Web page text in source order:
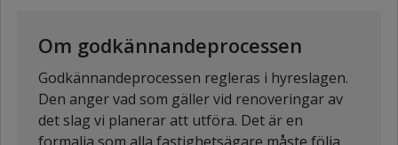
Om godkännandeprocessen
Godkännandeprocessen regleras i hyreslagen.
Den anger vad som gäller vid renoveringar av
det slag vi planerar att utföra. Det är en
formalia som alla fastighetsägare måste följa.